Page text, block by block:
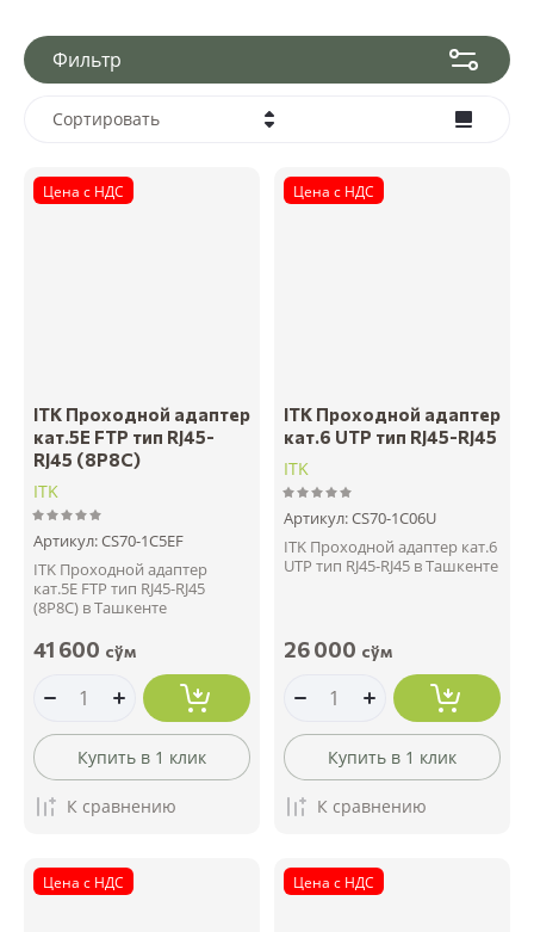
Фильтр
Сортировать
Цена - возрастание
Цена с НДС
ITK Проходной адаптер
кат.5E FTP тип RJ45-
RJ45 (8P8C)
ITK
Артикул:CS70-1C5EF
ITK Проходной адаптер
кат.5E FTP тип RJ45-RJ45
(8P8C) в Ташкенте
41 600 сўм
Купить в 1 клик
К сравнению
Цена с НДС
ITK Проходной адаптер
кат.6 UTP тип RJ45-RJ45
ITK
Артикул:CS70-1C06U
ITK Проходной адаптер кат.6
UTP тип RJ45-RJ45 в Ташкенте
26 000 сўм
Купить в 1 клик
К сравнению
Цена с НДС Цена с НДС